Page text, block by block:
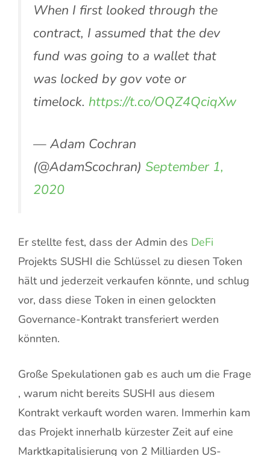
When I first looked through the
contract, I assumed that the dev
fund was going to a wallet that
was locked by gov vote or
timelock. https://t.co/OQZ4QciqXw
— Adam Cochran
(@AdamScochran) September 1,
2020
Er stellte fest, dass der Admin des DeFi
Projekts SUSHI die Schlüssel zu diesen Token
hält und jederzeit verkaufen könnte, und schlug
vor, dass diese Token in einen gelockten
Governance-Kontrakt transferiert werden
könnten.
Große Spekulationen gab es auch um die Frage
, warum nicht bereits SUSHI aus diesem
Kontrakt verkauft worden waren. Immerhin kam
das Projekt innerhalb kürzester Zeit auf eine
Marktkapitalisierung von 2 Milliarden US-